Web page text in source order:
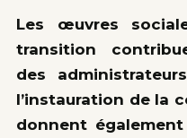
Les œuvres
transition
des
l’instauration de la
donnent